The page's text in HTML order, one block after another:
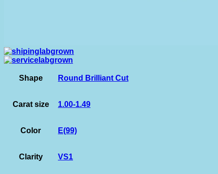
Shape Round Brilliant Cut
Carat size 1.00-1.49
Color E(99)
Clarity VS1